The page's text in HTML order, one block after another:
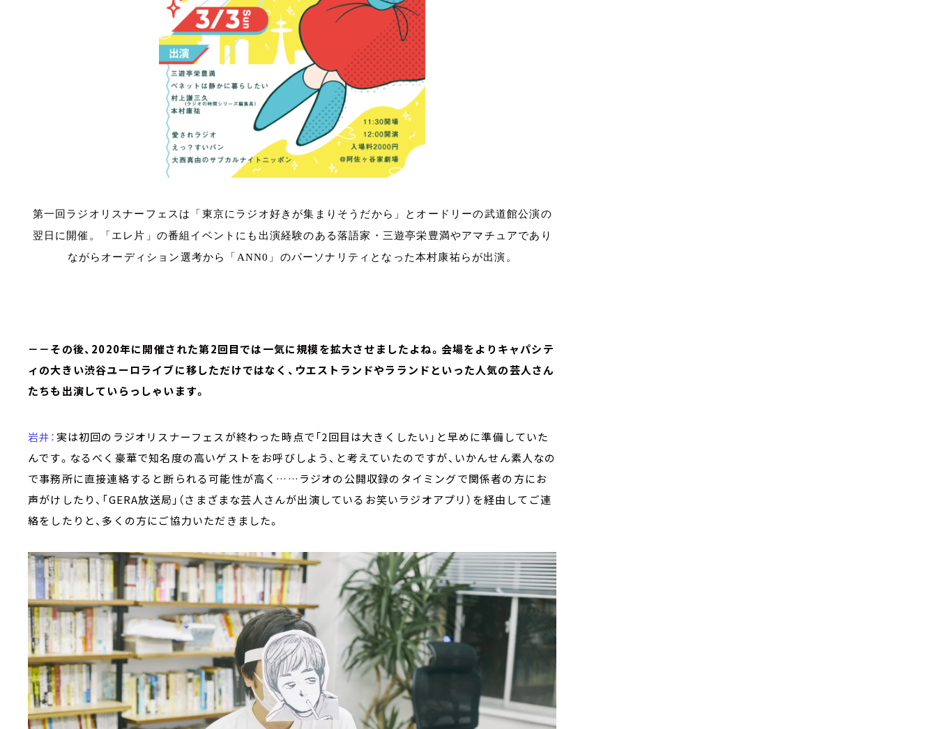
第一回ラジオリスナーフェスは「東京にラジオ好きが集まりそうだから」とオードリーの武道館公演の
翌日に開催。「エレ片」の番組イベントにも出演経験のある落語家・三遊亭栄豊満やアマチュアであり
ながらオーディション選考から「ANN0」のパーソナリティとなった本村康祐らが出演。
－－その後、2020年に開催された第2回目では一気に規模を拡大させましたよね。会場をよりキャパシテ
ィの大きい渋谷ユーロライブに移しただけではなく、ウエストランドやラランドといった人気の芸人さん
たちも出演していらっしゃいます。
岩井： 実は初回のラジオリスナーフェスが終わった時点で「2回目は大きくしたい」と早めに準備していた
んです。なるべく豪華で知名度の高いゲストをお呼びしよう、と考えていたのですが、いかんせん素人なの
で事務所に直接連絡すると断られる可能性が高く……ラジオの公開収録のタイミングで関係者の方にお
声がけしたり、「GERA放送局」（さまざまな芸人さんが出演しているお笑いラジオアプリ）を経由してご連
絡をしたりと、多くの方にご協力いただきました。